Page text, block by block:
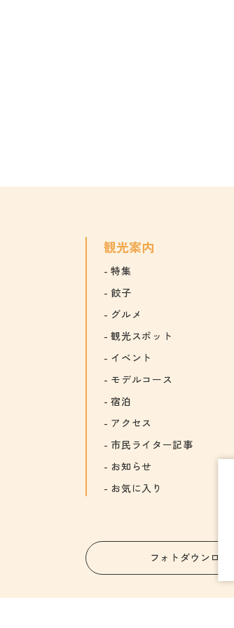
観光案内
特集
餃子
グルメ
観光スポット
イベント
モデルコース
宿泊
アクセス
市民ライター記事
お知らせ
お気に入り
フォトダウンロード